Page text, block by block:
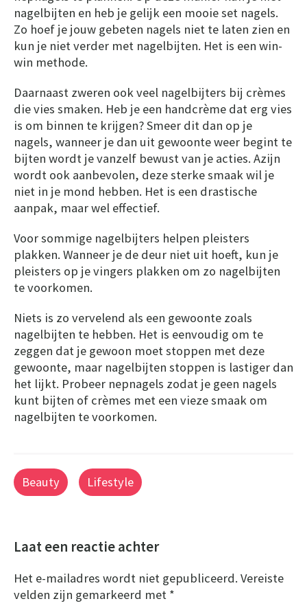
nagelbijten en heb je gelijk een mooie set nagels.
Zo hoef je jouw gebeten nagels niet te laten zien en
kun je niet verder met nagelbijten. Het is een win-
win methode.
Daarnaast zweren ook veel nagelbijters bij crèmes
die vies smaken. Heb je een handcrème dat erg vies
is om binnen te krijgen? Smeer dit dan op je
nagels, wanneer je dan uit gewoonte weer begint te
bijten wordt je vanzelf bewust van je acties. Azijn
wordt ook aanbevolen, deze sterke smaak wil je
niet in je mond hebben. Het is een drastische
aanpak, maar wel effectief.
Voor sommige nagelbijters helpen pleisters
plakken. Wanneer je de deur niet uit hoeft, kun je
pleisters op je vingers plakken om zo nagelbijten
te voorkomen.
Niets is zo vervelend als een gewoonte zoals
nagelbijten te hebben. Het is eenvoudig om te
zeggen dat je gewoon moet stoppen met deze
gewoonte, maar nagelbijten stoppen is lastiger dan
het lijkt. Probeer nepnagels zodat je geen nagels
kunt bijten of crèmes met een vieze smaak om
nagelbijten te voorkomen.
Beauty Lifestyle
Laat een reactie achter
Het e-mailadres wordt niet gepubliceerd. Vereiste
velden zijn gemarkeerd met *